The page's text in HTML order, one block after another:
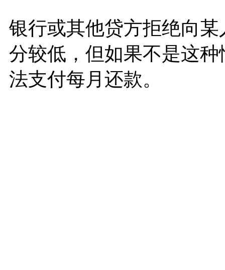
银行或其他贷方拒绝向
分较低，但如果不是这
法支付每月还款。